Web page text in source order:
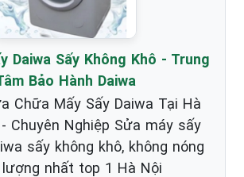
Daiwa Sấy Không Khô - Trung
Bảo Hành Daiwa
Chữa Mấy Sấy Daiwa Tại Hà
Chuyên Nghiệp Sửa máy sấy
sấy không khô, không nóng
nhất top 1 Hà Nội